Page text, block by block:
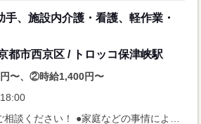
、施設内介護・看護、軽作業・
都市西京区 / トロッコ保津峡駅
〜、②時給1,400円〜